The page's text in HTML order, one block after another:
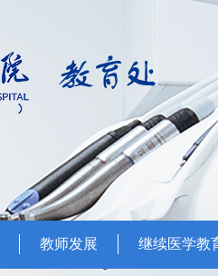
教师发展 继续医学教